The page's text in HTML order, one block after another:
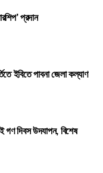
প্রদান
ইবিতে পাবনা জেলা কল্যাণ
গণ দিবস উদযাপন, বিশেষ